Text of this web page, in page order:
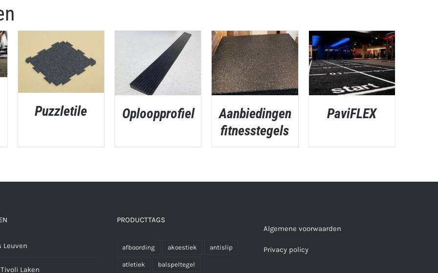
Puzzletile Oploopprofiel
QUICK VIEW
Aanbiedingen
fitnesstegels
PaviFLEX
Leuven
Laken
PRODUCTTAGS
afboording akoestiek antislip
atletiek balspeltegel
Algemene voorwaarden
Privacy policy